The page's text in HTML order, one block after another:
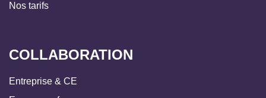
Nos tarifs
COLLABORATION
Entreprise & CE